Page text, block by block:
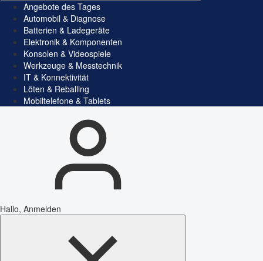
Angebote des Tages
Automobil & Diagnose
Batterien & Ladegeräte
Elektronik & Komponenten
Konsolen & Videospiele
Werkzeuge & Messtechnik
IT & Konnektivität
Löten & Reballing
Mobiltelefone & Tablets
Hallo, Anmelden